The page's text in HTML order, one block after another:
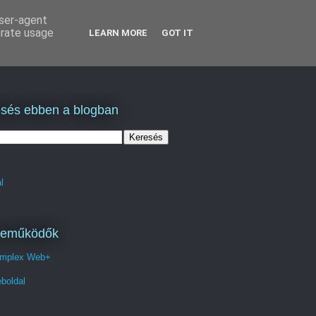
ebben a blogban
Web+
agent
usage
LEARN MORE GOT IT